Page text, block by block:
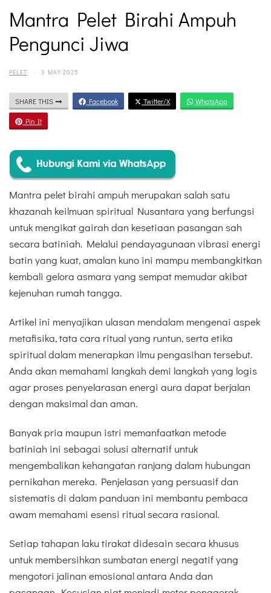
Mantra Pelet Birahi Ampuh
Pengunci Jiwa
PELET · 3 MAY 2025
SHARE THIS Facebook Twitter/X WhatsApp
Pin It
Mantra pelet birahi ampuh merupakan salah satu
khazanah keilmuan spiritual Nusantara yang berfungsi
untuk mengikat gairah dan kesetiaan pasangan sah
secara batiniah. Melalui pendayagunaan vibrasi energi
batin yang kuat, amalan kuno ini mampu membangkitkan
kembali gelora asmara yang sempat memudar akibat
kejenuhan rumah tangga.
Artikel ini menyajikan ulasan mendalam mengenai aspek
metafisika, tata cara ritual yang runtun, serta etika
spiritual dalam menerapkan ilmu pengasihan tersebut.
Anda akan memahami langkah demi langkah yang logis
agar proses penyelarasan energi aura dapat berjalan
dengan maksimal dan aman.
Banyak pria maupun istri memanfaatkan metode
batiniah ini sebagai solusi alternatif untuk
mengembalikan kehangatan ranjang dalam hubungan
pernikahan mereka. Penjelasan yang persuasif dan
sistematis di dalam panduan ini membantu pembaca
awam memahami esensi ritual secara rasional.
Setiap tahapan laku tirakat didesain secara khusus
untuk membersihkan sumbatan energi negatif yang
mengotori jalinan emosional antara Anda dan